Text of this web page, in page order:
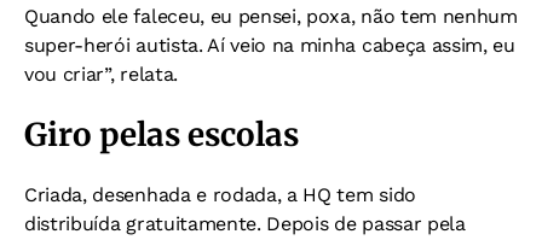
Quando ele faleceu, eu pensei, poxa, não tem nenhum
super-herói autista. Aí veio na minha cabeça assim, eu
vou criar”, relata.
Giro pelas escolas
Criada, desenhada e rodada, a HQ tem sido
distribuída gratuitamente. Depois de passar pela